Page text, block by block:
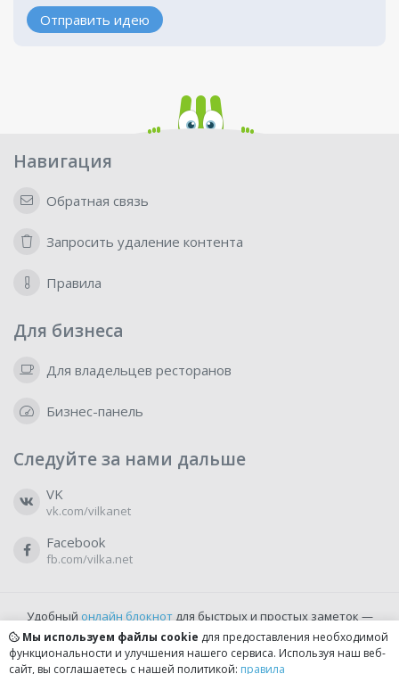
Отправить идею
Навигация
Обратная связь
Запросить удаление контента
Правила
Для бизнеса
Для владельцев ресторанов
Бизнес-панель
Следуйте за нами дальше
VK
vk.com/vilkanet
Facebook
fb.com/vilka.net
Удобный онлайн блокнотдля быстрых и простых заметок —
бесплатно и доступно прямо из браузера.
Мы используем файлы cookie для предоставления необходимой
функциональности и улучшения нашего сервиса. Используя наш веб-
сайт, вы соглашаетесь с нашей политикой: правила